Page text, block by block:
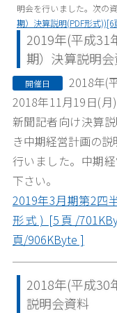
明会を行いました。次の
期）決算説明(PDF形式))[6
2019年(平成31
期）決算説明
開催日
2018年(
2018年11月19日(月
新聞記者向け決算
き中期経営計画の説
行いました。中期
下さい。
2019年3月期第2四
形式) [5頁/
頁/906KByte ]
2018年(平成30
説明会資料